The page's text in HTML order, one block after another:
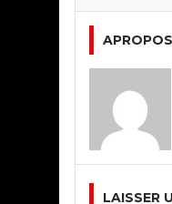
LAISSER